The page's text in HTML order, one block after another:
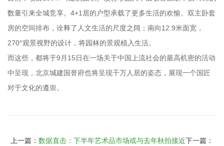
数量引来全城竞享。4+1居的户型承载了更多生活的欢愉。双主卧套
房的空间排布，诠释了人文生活的尺度之阔；南向12.9米面宽，
270°观景视野的设计，将园林的景观植入生活。
而这些，都将于9月15日在一场关于中国上流社会的最高机密的活动
中呈现，北京城建国誉府也将呈现千万人居的姿态，展现一个国匠
对于文化的遵崇。
上一篇： 数据直击：下半年艺术品市场或与去年秋拍接近下一篇：